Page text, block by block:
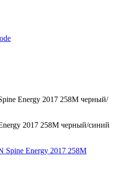
Energy 2017 258M черный/
2017 258M черный/синий